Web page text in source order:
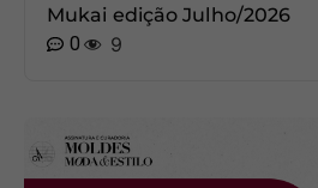
Mukai edição Julho/2026
0
9